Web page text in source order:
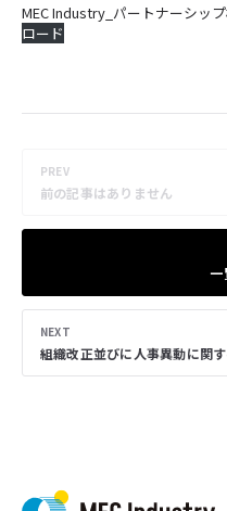
MEC Industry_パートナーシッ
ロード
PREV
前の記事はありません
一
NEXT
組織改正並びに人事異動に関